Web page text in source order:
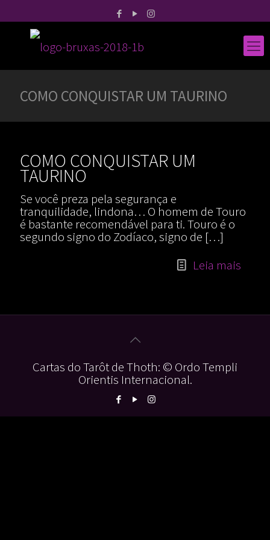
COMO CONQUISTAR UM TAURINO
COMO CONQUISTAR UM
TAURINO
Se você preza pela segurança e
tranquilidade, lindona… O homem de Touro
é bastante recomendável para ti. Touro é o
segundo signo do Zodíaco, signo de […]
Leia mais
Cartas do Tarôt de Thoth: © Ordo Templi
Orientis Internacional.